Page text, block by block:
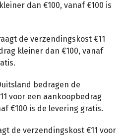
dan €100, vanaf €100 is
de verzendingskost €11
kleiner dan €100, vanaf
bedragen de
voor een aankoopbedrag
€100 is de levering gratis.
de verzendingskost €11 voor